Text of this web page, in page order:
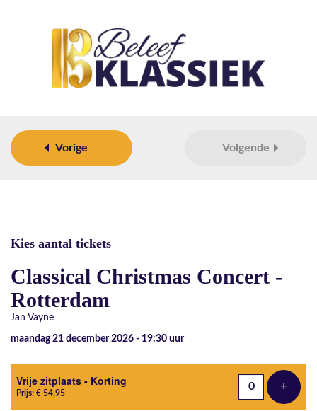
Vorige Volgende
Kies aantal tickets
Classical Christmas Concert -
Rotterdam
Jan Vayne
maandag 21 december 2026 - 19:30 uur
Aantal tickets
Vrije zitplaats - Korting
Prijs: € 54,95 +Voeg